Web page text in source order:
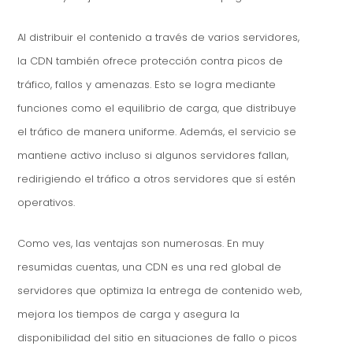
Al distribuir el contenido a través de varios servidores,
la CDN también ofrece protección contra picos de
tráfico, fallos y amenazas. Esto se logra mediante
funciones como el equilibrio de carga, que distribuye
el tráfico de manera uniforme. Además, el servicio se
mantiene activo incluso si algunos servidores fallan,
redirigiendo el tráfico a otros servidores que sí estén
operativos.
Como ves, las ventajas son numerosas. En muy
resumidas cuentas, una CDN es una red global de
servidores que optimiza la entrega de contenido web,
mejora los tiempos de carga y asegura la
disponibilidad del sitio en situaciones de fallo o picos